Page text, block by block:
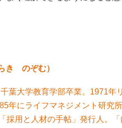
き のぞむ）
葉大学教育学部卒業。1971年
年にライフマネジメント研究
採用と人材の手帖」発行人。